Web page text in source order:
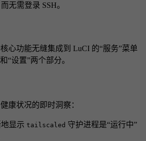
无需登录 SSH。
心功能无缝集成到 LuCI 的“服务”菜单
“设置”两个部分。
康状况的即时洞察：
显示 tailscaled 守护进程是“运行中”